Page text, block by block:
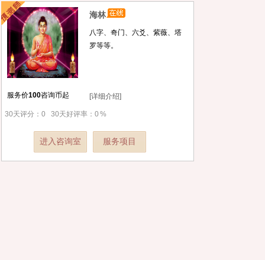
海林
八字、奇门、六爻、紫薇、塔
罗等等。
[详细介绍]
服务价100咨询币起
30天评分： 0 30天好评率： 0 %
进入咨询室 服务项目